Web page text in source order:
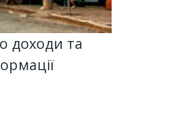
доходи та